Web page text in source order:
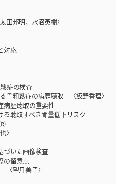
邦明，水沼英樹〉
対応
症の検査
粗鬆症の病歴聴取 〈飯野香理〉
歴聴取の重要性
聴取すべき骨量低下リスク
〉
いた画像検査
留意点
望月善子〉